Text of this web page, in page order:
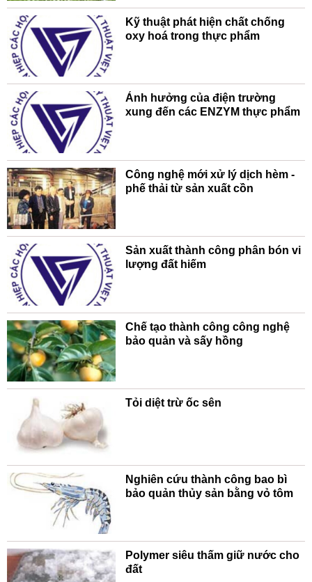
Kỹ thuật phát hiện chất chống
oxy hoá trong thực phẩm
Ảnh hưởng của điện trường
xung đến các ENZYM thực phẩm
Công nghệ mới xử lý dịch hèm -
phế thải từ sản xuất cồn
Sản xuất thành công phân bón vi
lượng đất hiếm
Chế tạo thành công công nghệ
bảo quản và sấy hồng
Tỏi diệt trừ ốc sên
Nghiên cứu thành công bao bì
bảo quản thủy sản bằng vỏ tôm
Polymer siêu thấm giữ nước cho
đất